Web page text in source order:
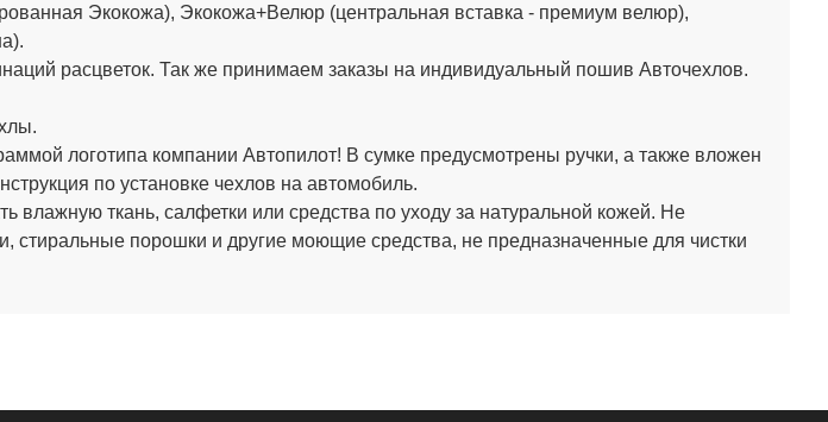
Экокожа), Экокожа+Велюр (центральная вставка - премиум велюр),
расцветок. Так же принимаем заказы на индивидуальный пошив Авточехлов.
логотипа компании Автопилот! В сумке предусмотрены ручки, а также вложен
по установке чехлов на автомобиль.
влажную ткань, салфетки или средства по уходу за натуральной кожей. Не
стиральные порошки и другие моющие средства, не предназначенные для чистки